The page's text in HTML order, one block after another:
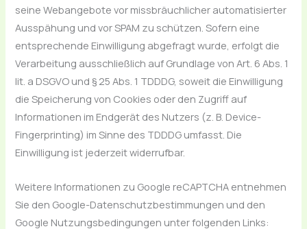
seine Webangebote vor missbräuchlicher automatisierter
Ausspähung und vor SPAM zu schützen. Sofern eine
entsprechende Einwilligung abgefragt wurde, erfolgt die
Verarbeitung ausschließlich auf Grundlage von Art. 6 Abs. 1
lit. a DSGVO und § 25 Abs. 1 TDDDG, soweit die Einwilligung
die Speicherung von Cookies oder den Zugriff auf
Informationen im Endgerät des Nutzers (z. B. Device-
Fingerprinting) im Sinne des TDDDG umfasst. Die
Einwilligung ist jederzeit widerrufbar.
Weitere Informationen zu Google reCAPTCHA entnehmen
Sie den Google-Datenschutzbestimmungen und den
Google Nutzungsbedingungen unter folgenden Links: